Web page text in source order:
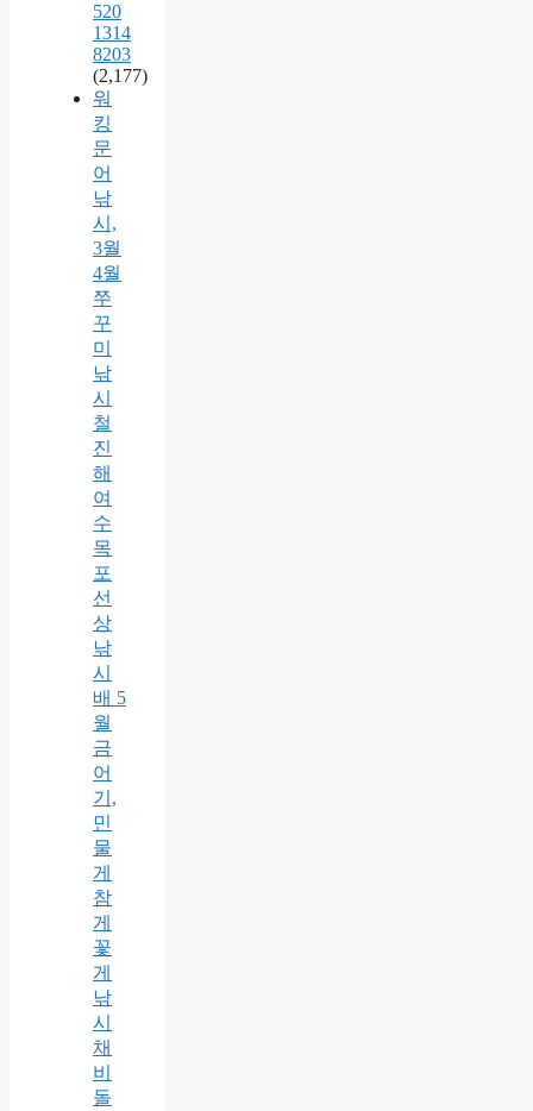
520
1314
8203
(2,177)
워
킹
문
어
낚
시,
3월
4월
쭈
꾸
미
낚
시
철
진
해
여
수
목
포
선
상
낚
시
배 5
월
금
어
기,
민
물
게
참
게
꽃
게
낚
시
채
비
돌